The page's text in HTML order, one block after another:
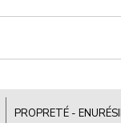
PROPRETÉ -